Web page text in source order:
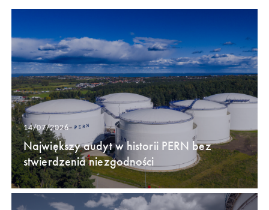
14/07/2026
Największy audyt w historii PERN bez
stwierdzenia niezgodności